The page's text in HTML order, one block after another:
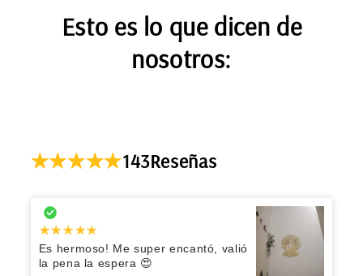
Esto es lo que dicen de
nosotros:
143Reseñas
Es hermoso! Me super encantó, valió
la pena la espera 😍